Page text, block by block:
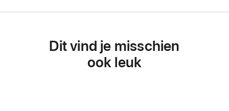
Dit vind je misschien
ook leuk